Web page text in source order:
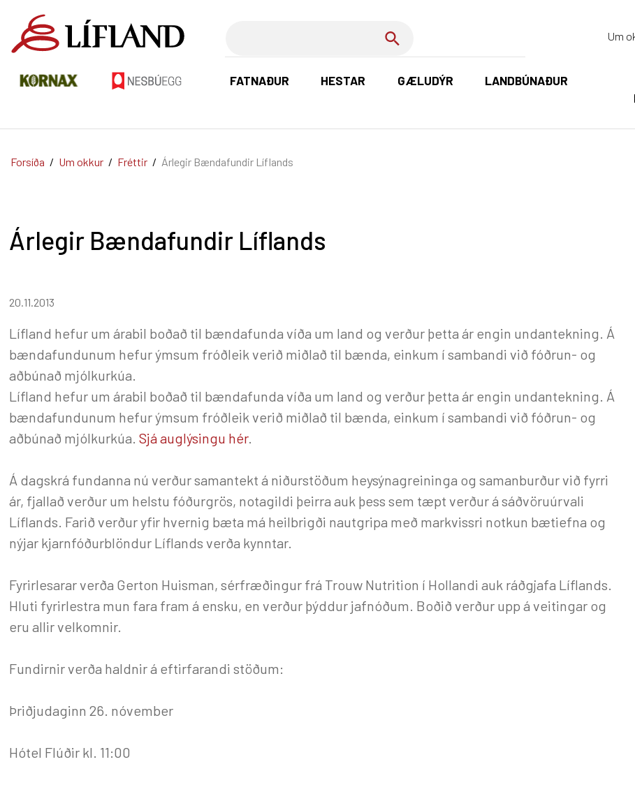
FATNAÐUR HESTAR GÆLUDÝR LANDBÚNAÐUR
Um
Forsíða / Um okkur / Fréttir / Árlegir Bændafundir Líflands
Árlegir Bændafundir Líflands
20.11.2013
Lífland hefur um árabil boðað til bændafunda víða um land og verður þetta ár engin undantekning. Á
bændafundunum hefur ýmsum fróðleik verið miðlað til bænda, einkum í sambandi við fóðrun- og
aðbúnað mjólkurkúa.
Lífland hefur um árabil boðað til bændafunda víða um land og verður þetta ár engin undantekning. Á
bændafundunum hefur ýmsum fróðleik verið miðlað til bænda, einkum í sambandi við fóðrun- og
aðbúnað mjólkurkúa. Sjá auglýsingu hér.
Á dagskrá fundanna nú verður samantekt á niðurstöðum heysýnagreininga og samanburður við fyrri
ár, fjallað verður um helstu fóðurgrös, notagildi þeirra auk þess sem tæpt verður á sáðvöruúrvali
Líflands. Farið verður yfir hvernig bæta má heilbrigði nautgripa með markvissri notkun bætiefna og
nýjar kjarnfóðurblöndur Líflands verða kynntar.
Fyrirlesarar verða Gerton Huisman, sérfræðingur frá Trouw Nutrition í Hollandi auk ráðgjafa Líflands.
Hluti fyrirlestra mun fara fram á ensku, en verður þýddur jafnóðum. Boðið verður upp á veitingar og
eru allir velkomnir.
Fundirnir verða haldnir á eftirfarandi stöðum:
Þriðjudaginn 26. nóvember
Hótel Flúðir kl. 11:00